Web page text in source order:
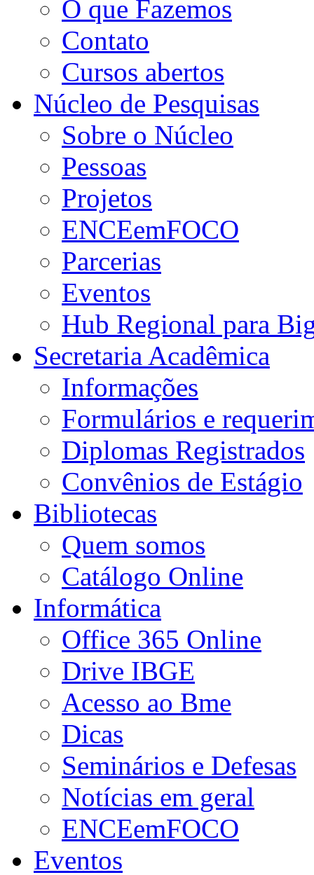
O que Fazemos
Contato
Cursos abertos
Núcleo de Pesquisas
Sobre o Núcleo
Pessoas
Projetos
ENCEemFOCO
Parcerias
Eventos
Hub Regional para
Secretaria Acadêmica
Informações
Formulários e
Diplomas Registrados
Convênios de Estágio
Bibliotecas
Quem somos
Catálogo Online
Informática
Office 365 Online
Drive IBGE
Acesso ao Bme
Dicas
Seminários e Defesas
Notícias em geral
ENCEemFOCO
Eventos